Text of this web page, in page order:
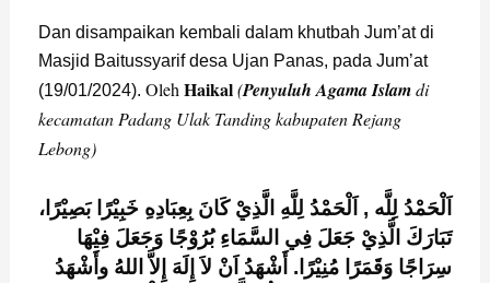
Dan disampaikan kembali dalam khutbah Jum’at di
Masjid Baitussyarif desa Ujan Panas, pada Jum’at
(19/01/2024). Oleh Haikal(Penyuluh Agama Islamdi
kecamatan Padang Ulak Tanding kabupaten Rejang
Lebong)
اَلْحَمْدُ لِلَّه , اَلْحَمْدُ لِلَّهِ الَّذِيْ كَانَ بِعِبَادِهِ خَبِيْرًا بَصِيْرًا،
تَبَارَكَ الَّذِيْ جَعَلَ فِي السَّمَاءِ بُرُوْجًا وَجَعَلَ فِيْهَا
سِرَاجًا وَقَمَرًا مُنِيْرًا. أَشْهَدُ اَنْ لاَ إِلَهَ إِلاَّ اللهُ وأَشْهَدُ